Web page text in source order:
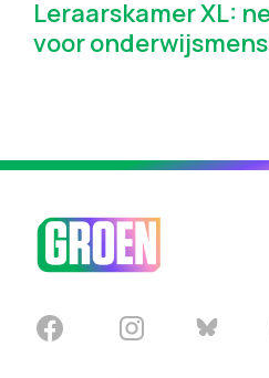
Leraarskamer XL:
voor